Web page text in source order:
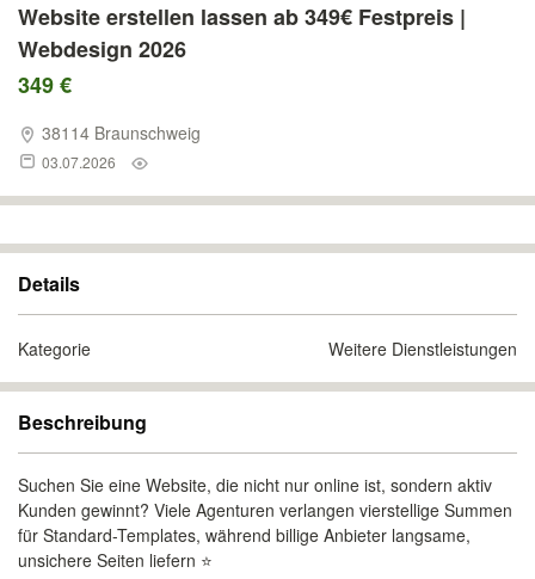
Website erstellen lassen ab 349€ Festpreis |
Webdesign 2026
349 €
38114 Braunschweig
03.07.2026
Details
Kategorie Weitere Dienstleistungen
Beschreibung
Suchen Sie eine Website, die nicht nur online ist, sondern aktiv
Kunden gewinnt? Viele Agenturen verlangen vierstellige Summen
für Standard-Templates, während billige Anbieter langsame,
unsichere Seiten liefern ⭐️